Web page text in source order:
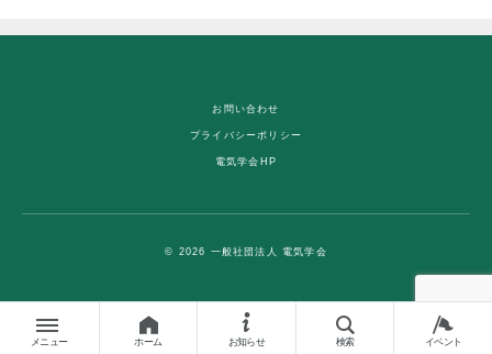
メニュー ホーム お知らせ 検索 イベント
お問い合わせ
プライバシーポリシー
電気学会HP
© 2026 一般社団法人 電気学会